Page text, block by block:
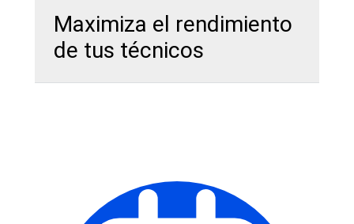
Maximiza el rendimiento
de tus técnicos